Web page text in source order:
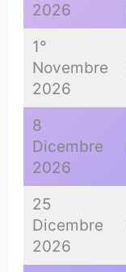
2026
1°
Novembre
2026
8
Dicembre
2026
25
Dicembre
2026